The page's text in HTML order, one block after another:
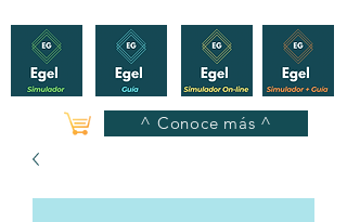
^ Conoce más ^